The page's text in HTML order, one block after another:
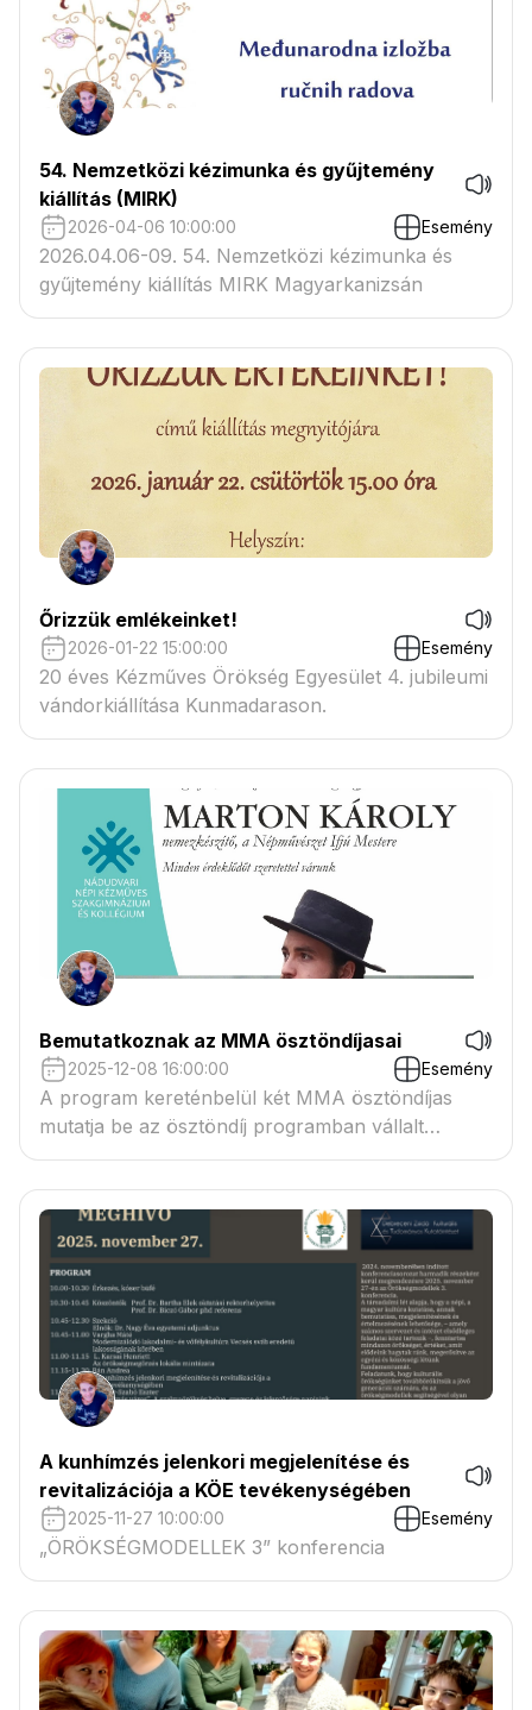
54. Nemzetközi kézimunka és gyűjtemény
kiállítás (MIRK)
2026-04-06 10:00:00 Esemény
2026.04.06-09. 54. Nemzetközi kézimunka és
gyűjtemény kiállítás MIRK Magyarkanizsán
Őrizzük emlékeinket!
2026-01-22 15:00:00 Esemény
20 éves Kézműves Örökség Egyesület 4. jubileumi
vándorkiállítása Kunmadarason.
Bemutatkoznak az MMA ösztöndíjasai
2025-12-08 16:00:00 Esemény
A program kereténbelül két MMA ösztöndíjas
mutatja be az ösztöndíj programban vállalt
feladatait.
A kunhímzés jelenkori megjelenítése és
revitalizációja a KÖE tevékenységében
2025-11-27 10:00:00 Esemény
„ÖRÖKSÉGMODELLEK 3” konferencia